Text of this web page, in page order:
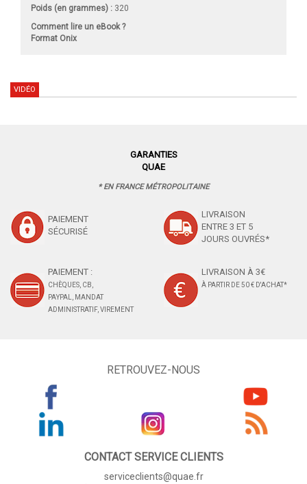
Poids (en grammes) : 320
Comment lire un eBook ?
Format Onix
VIDÉO
GARANTIES
QUAE
* EN FRANCE MÉTROPOLITAINE
PAIEMENT
SÉCURISÉ
LIVRAISON
ENTRE 3 ET 5
JOURS OUVRÉS*
PAIEMENT :
CHÈQUES, CB,
PAYPAL, MANDAT
ADMINISTRATIF, VIREMENT
LIVRAISON À 3€
À PARTIR DE 50 € D'ACHAT*
RETROUVEZ-NOUS
CONTACT SERVICE CLIENTS
serviceclients@quae.fr